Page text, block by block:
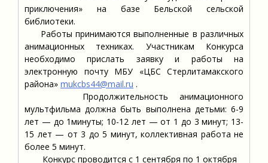
приключения» на базе Бельской сельской
библиотеки.
Работы принимаются выполненные в различных
анимационных техниках. Участникам Конкурса
необходимо прислать заявку и работы на
электронную почту МБУ «ЦБС Стерлитамакского
района» mukcbs44@mail.ru .
Продолжительность анимационного
мультфильма должна быть выполнена детьми: 6-9
лет — до 1минуты; 10-12 лет — от 1 до 3 минут; 13-
15 лет — от 3 до 5 минут, коллективная работа не
более 5 минут.
Конкурс проводится с 1 сентября по 1 октября